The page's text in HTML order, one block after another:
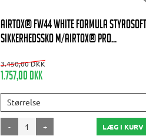
AIRTOX® FW44 WHITE Formula Styrosoft
Sikkerhedssko m/AIRTOX® PRO...
3.450,00 DKK
1.757,00 DKK
Størrelse
- + LÆG I KURV